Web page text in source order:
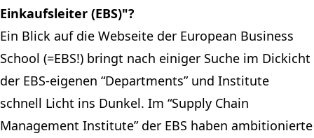
Einkaufsleiter (EBS)"?
Ein Blick auf die Webseite der European Business
School (=EBS!) bringt nach einiger Suche im Dickicht
der EBS-eigenen “Departments” und Institute
schnell Licht ins Dunkel. Im “Supply Chain
Management Institute” der EBS haben ambitionierte